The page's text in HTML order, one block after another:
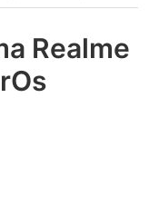
Realme